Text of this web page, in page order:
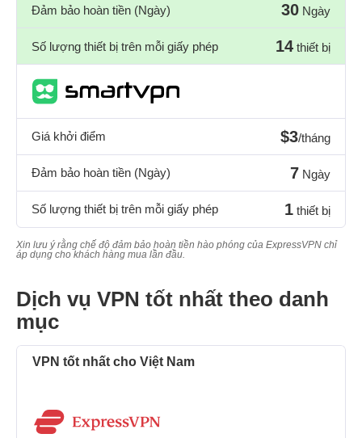
Đảm bảo hoàn tiền (Ngày) 30 Ngày
Số lượng thiết bị trên mỗi giấy phép 14 thiết bị
Giá khởi điểm $3/tháng
Đảm bảo hoàn tiền (Ngày) 7 Ngày
Số lượng thiết bị trên mỗi giấy phép 1 thiết bị
Xin lưu ý rằng chế độ đảm bảo hoàn tiền hào phóng của ExpressVPN chỉ
áp dụng cho khách hàng mua lần đầu.
Dịch vụ VPN tốt nhất theo danh
mục
VPN tốt nhất cho Việt Nam